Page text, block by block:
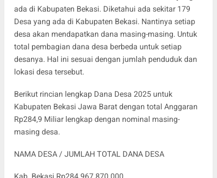
ada di Kabupaten Bekasi. Diketahui ada sekitar 179
Desa yang ada di Kabupaten Bekasi. Nantinya setiap
desa akan mendapatkan dana masing-masing. Untuk
total pembagian dana desa berbeda untuk setiap
desanya. Hal ini sesuai dengan jumlah penduduk dan
lokasi desa tersebut.
Berikut rincian lengkap Dana Desa 2025 untuk
Kabupaten Bekasi Jawa Barat dengan total Anggaran
Rp284,9 Miliar lengkap dengan nominal masing-
masing desa.
NAMA DESA / JUMLAH TOTAL DANA DESA